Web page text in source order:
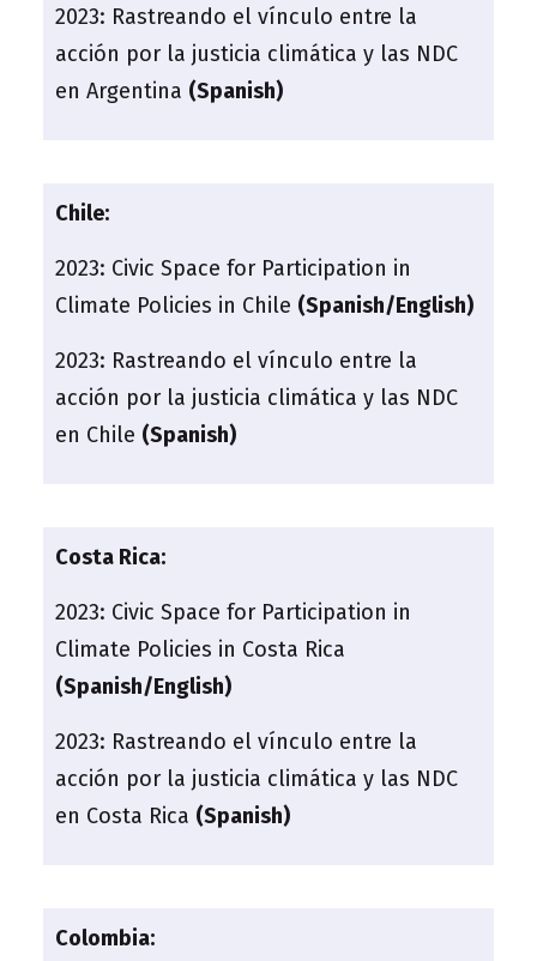
2023: Rastreando el vínculo entre la
acción por la justicia climática y las NDC
en Argentina (Spanish)
Chile:
2023: Civic Space for Participation in
Climate Policies in Chile (Spanish/English)
2023: Rastreando el vínculo entre la
acción por la justicia climática y las NDC
en Chile (Spanish)
Costa Rica:
2023: Civic Space for Participation in
Climate Policies in Costa Rica
(Spanish/English)
2023: Rastreando el vínculo entre la
acción por la justicia climática y las NDC
en Costa Rica (Spanish)
Colombia: